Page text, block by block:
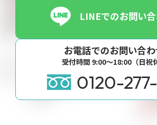
LINEでのお問い
お電話でのお問い合
受付時間 9:00〜18:00（日祝
0120-